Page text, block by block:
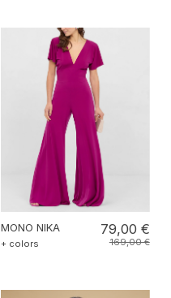
MONO NIKA
+ colors
79,00 €
169,00 €